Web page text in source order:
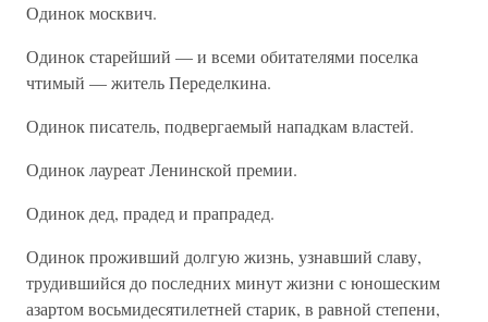
Одинок москвич.
Одинок старейший — и всеми обитателями поселка
чтимый — житель Переделкина.
Одинок писатель, подвергаемый нападкам властей.
Одинок лауреат Ленинской премии.
Одинок дед, прадед и прапрадед.
Одинок проживший долгую жизнь, узнавший славу,
трудившийся до последних минут жизни с юношеским
азартом восьмидесятилетней старик, в равной степени,